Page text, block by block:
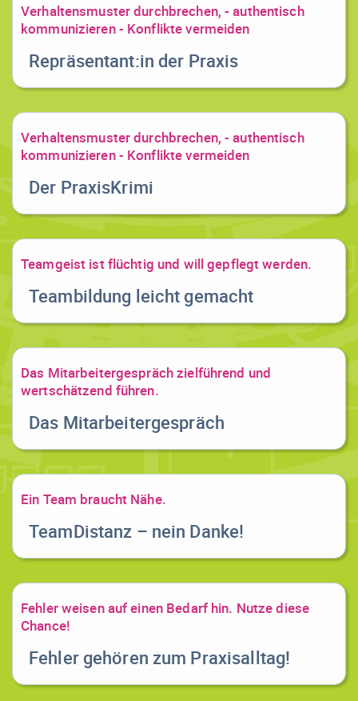
Verhaltensmuster durchbrechen, - authentisch
kommunizieren - Konflikte vermeiden
Repräsentant:in der Praxis
Verhaltensmuster durchbrechen, - authentisch
kommunizieren - Konflikte vermeiden
Der PraxisKrimi
Teamgeist ist flüchtig und will gepflegt werden.
Teambildung leicht gemacht
Das Mitarbeitergespräch zielführend und
wertschätzend führen.
Das Mitarbeitergespräch
Ein Team braucht Nähe.
TeamDistanz – nein Danke!
Fehler weisen auf einen Bedarf hin. Nutze diese
Chance!
Fehler gehören zum Praxisalltag!